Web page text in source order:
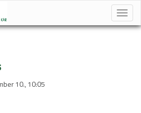
Toggle
10., 10:05